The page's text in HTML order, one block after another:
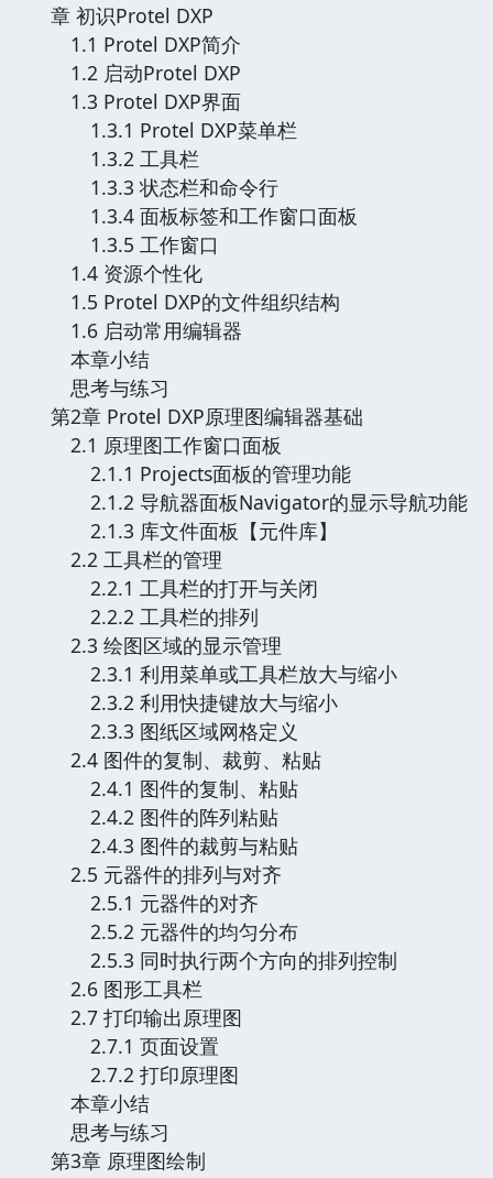
章 初识Protel DXP
1.1 Protel DXP简介
1.2 启动Protel DXP
1.3 Protel DXP界面
1.3.1 Protel DXP菜单栏
1.3.2 工具栏
1.3.3 状态栏和命令行
1.3.4 面板标签和工作窗口面板
1.3.5 工作窗口
1.4 资源个性化
1.5 Protel DXP的文件组织结构
1.6 启动常用编辑器
本章小结
思考与练习
第2章 Protel DXP原理图编辑器基础
2.1 原理图工作窗口面板
2.1.1 Projects面板的管理功能
2.1.2 导航器面板Navigator的显示导航功能
2.1.3 库文件面板【元件库】
2.2 工具栏的管理
2.2.1 工具栏的打开与关闭
2.2.2 工具栏的排列
2.3 绘图区域的显示管理
2.3.1 利用菜单或工具栏放大与缩小
2.3.2 利用快捷键放大与缩小
2.3.3 图纸区域网格定义
2.4 图件的复制、裁剪、粘贴
2.4.1 图件的复制、粘贴
2.4.2 图件的阵列粘贴
2.4.3 图件的裁剪与粘贴
2.5 元器件的排列与对齐
2.5.1 元器件的对齐
2.5.2 元器件的均匀分布
2.5.3 同时执行两个方向的排列控制
2.6 图形工具栏
2.7 打印输出原理图
2.7.1 页面设置
2.7.2 打印原理图
本章小结
思考与练习
第3章 原理图绘制